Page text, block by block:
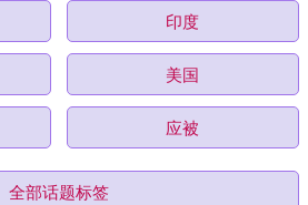
印度
美国
应被
全部话题标签